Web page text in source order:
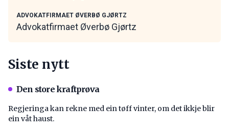
ADVOKATFIRMAET ØVERBØ GJØRTZ
Advokatfirmaet Øverbø Gjørtz
Siste nytt
Den store kraftprøva
Regjeringa kan rekne med ein tøff vinter, om det ikkje blir
ein våt haust.